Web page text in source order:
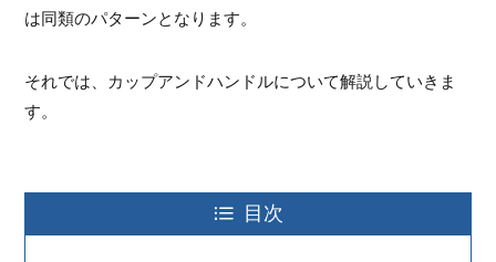
は同類のパターンとなります。
それでは、カップアンドハンドルについて解説していきま
す。
目次